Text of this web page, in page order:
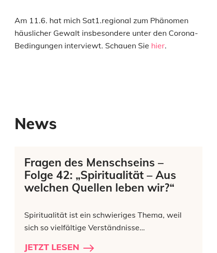
Am 11.6. hat mich Sat1.regional zum Phänomen
häuslicher Gewalt insbesondere unter den Corona-
Bedingungen interviewt. Schauen Sie hier.
News
Fragen des Menschseins –
Folge 42: „Spiritualität – Aus
welchen Quellen leben wir?“
Spiritualität ist ein schwieriges Thema, weil
sich so vielfältige Verständnisse…
JETZT LESEN